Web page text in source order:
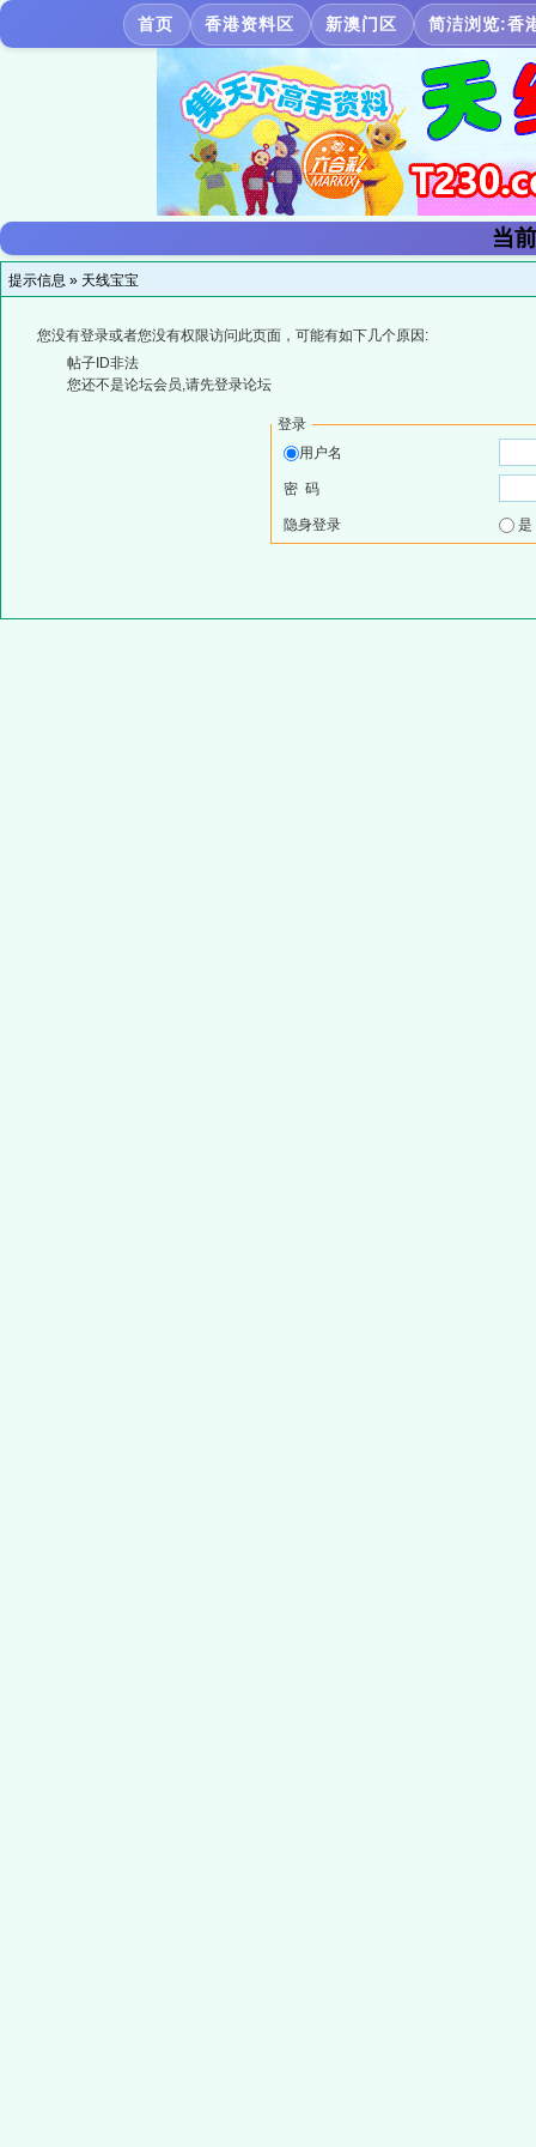
首页 香港资料区 新澳门区 简洁浏览:香
当
提示信息 » 天线宝宝
您没有登录或者您没有权限访问此页面，可能有如下几个原因:
帖子ID非法
您还不是论坛会员,请先登录论坛
登录
用户名
密 码
隐身登录